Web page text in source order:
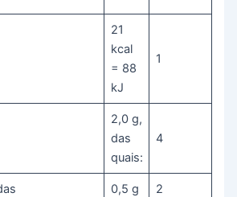
21
kcal
= 88
kJ
1
2,0 g,
das
quais:
4
0,5 g 2